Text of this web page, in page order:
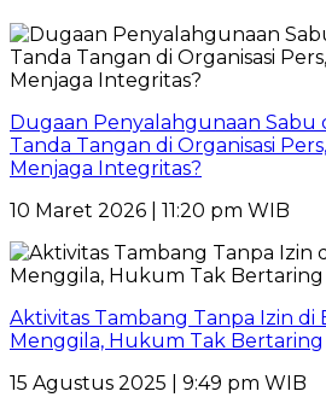
Dugaan Penyalahgunaan Sabu
Tanda Tangan di Organisasi
Menjaga Integritas?
10 Maret 2026 | 11:20 pm WIB
Aktivitas Tambang Tanpa Izin di
Menggila, Hukum Tak Bertaring
15 Agustus 2025 | 9:49 pm WIB